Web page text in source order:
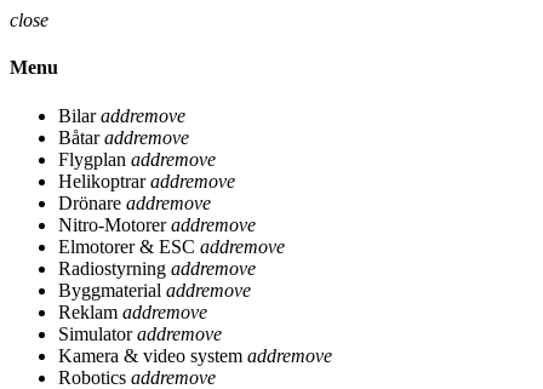
close
Menu
Bilar addremove
Båtar addremove
Flygplan addremove
Helikoptrar addremove
Drönare addremove
Nitro-Motorer addremove
Elmotorer & ESC addremove
Radiostyrning addremove
Byggmaterial addremove
Reklam addremove
Simulator addremove
Kamera & video system addremove
Robotics addremove